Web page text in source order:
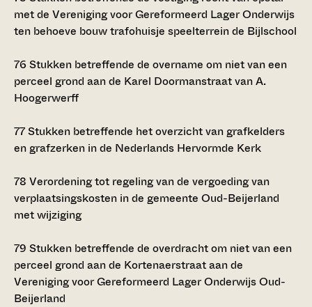
met de Vereniging voor Gereformeerd Lager Onderwijs
ten behoeve bouw trafohuisje speelterrein de Bijlschool
76 Stukken betreffende de overname om niet van een
perceel grond aan de Karel Doormanstraat van A.
Hoogerwerff
77Stukken betreffende het overzicht van grafkelders
en grafzerken in de Nederlands Hervormde Kerk
78 Verordening tot regeling van de vergoeding van
verplaatsingskosten in de gemeente Oud-Beijerland
met wijziging
79 Stukken betreffende de overdracht om niet van een
perceel grond aan de Kortenaerstraat aan de
Vereniging voor Gereformeerd Lager Onderwijs Oud-
Beijerland